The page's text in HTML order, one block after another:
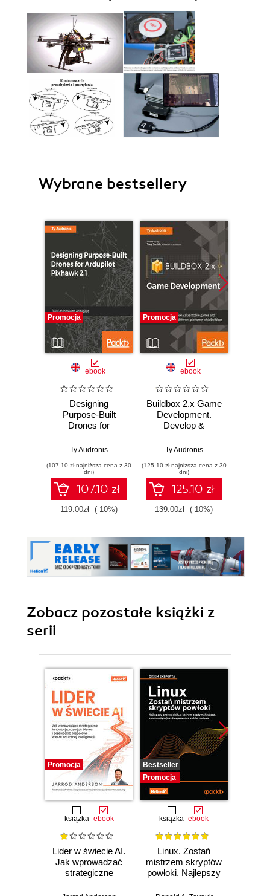
Wybrane bestsellery
Promocja
ebook
Designing
Purpose-Built
Drones for
2.1. Build drones
Ty Audronis
(107,10 zł najniższa cena z 30
dni)
107.10 zł
119.00zł (-10%)
Promocja
ebook
Buildbox 2.x Game
Development.
Develop &
games with
necessary!
Ty Audronis
(125,10 zł najniższa cena z 30
dni)
125.10 zł
139.00zł (-10%)
Zobacz pozostałe książki z
serii
Promocja
książka ebook
Lider w świecie AI.
Jak wprowadzać
strategiczne
Bestseller
Promocja
książka ebook
Linux. Zostań
mistrzem skryptów
powłoki. Najlepszy